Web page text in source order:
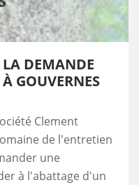
DEMANDE
GOUVERNES
Clement
de l'entretien
une
à l'abattage d'un